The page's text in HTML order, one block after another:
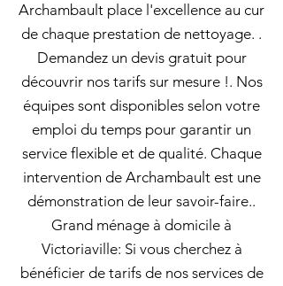
Archambault place l'excellence au cur
de chaque prestation de nettoyage. .
Demandez un devis gratuit pour
découvrir nos tarifs sur mesure !. Nos
équipes sont disponibles selon votre
emploi du temps pour garantir un
service flexible et de qualité. Chaque
intervention de Archambault est une
démonstration de leur savoir-faire..
Grand ménage à domicile à
Victoriaville: Si vous cherchez à
bénéficier de tarifs de nos services de